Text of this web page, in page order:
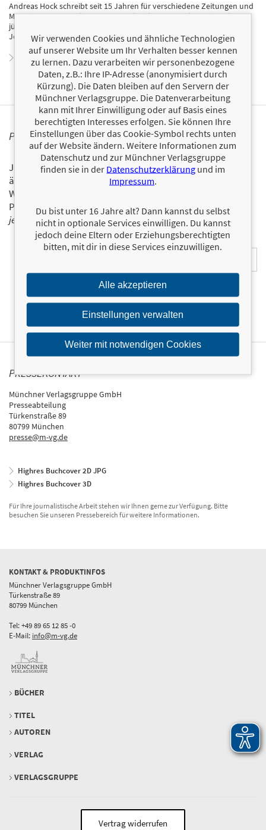
Andreas Hock schreibt seit 15 Jahren für verschiedene Zeitungen und
Magazine. Von 2007 bis 2011 war er bei der AZ Nürnberg einer der
jüngsten Chefredakteure Deutschlands. Heute arbeitet er als freier
Journalist, Ghostwriter und Autor. Er lebt in Nürnberg.
Zum Profil von Andreas Hock
PERSONALISIERTE PRODUKTINFORMATIONEN
Ja, ich will über interessante Neuerscheinungen und
ähnliche Produkte informiert werden.
Wir halten Sie per E-Mail auf dem aktuellen Stand über das
Programm der Münchner Verlagsgruppe.Tragen Sie sich
jetzt ein!
E-Mail-Adresse:
PRESSEKONTAKT
Münchner Verlagsgruppe GmbH
Presseabteilung
Türkenstraße 89
80799 München
presse@m-vg.de
Highres Buchcover 2D JPG
Highres Buchcover 3D
Für Ihre journalistische Arbeit stehen wir Ihnen gerne zur Verfügung. Bitte
besuchen Sie unseren Pressebereich für weitere Informationen.
KONTAKT & PRODUKTINFOS
Münchner Verlagsgruppe GmbH
Türkenstraße 89
80799 München
Tel: +49 89 65 12 85 -0
E-Mail: info@m-vg.de
BÜCHER
TITEL
AUTOREN
VERLAG
VERLAGSGRUPPE
Vertrag widerrufen
Wir verwenden Cookies und ähnliche Technologien
auf unserer Website um Ihr Verhalten besser kennen
zu lernen. Dazu verarbeiten wir personenbezogene
Daten, z.B.: Ihre IP-Adresse (anonymisiert durch
Kürzung). Die Daten bleiben auf den Servern der
Münchner Verlagsgruppe. Die Datenverarbeitung
kann mit Ihrer Einwilligung oder auf Basis eines
berechtigten Interesses erfolgen. Sie können Ihre
Einstellungen über das Cookie-Symbol rechts unten
auf der Website ändern. Weitere Informationen zum
Datenschutz und zur Münchner Verlagsgruppe
finden sie in der Datenschutzerklärung und im
Impressum.
Du bist unter 16 Jahre alt? Dann kannst du selbst
nicht in optionale Services einwilligen. Du kannst
jedoch deine Eltern oder Erziehungsberechtigten
bitten, mit dir in diese Services einzuwilligen.
Alle akzeptieren
Einstellungen verwalten
Weiter mit notwendigen Cookies